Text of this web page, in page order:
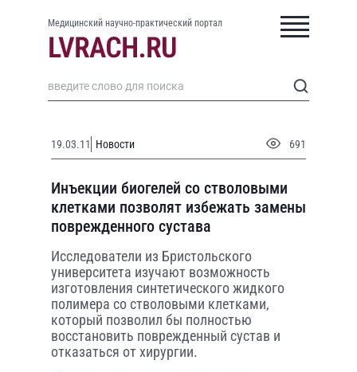
Медицинский научно-практический портал
19.03.11 Новости 691
Инъекции биогелей со стволовыми
клетками позволят избежать замены
поврежденного сустава
Исследователи из Бристольского
университета изучают возможность
изготовления синтетического жидкого
полимера со стволовыми клетками,
который позволил бы полностью
восстановить поврежденный сустав и
отказаться от хирургии.